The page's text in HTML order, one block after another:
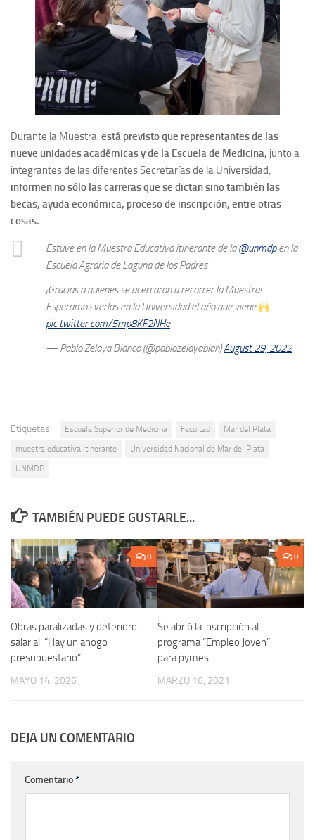
Durante la Muestra,está previsto que representantes de las
nueve unidades académicas y de la Escuela de Medicina, junto a
integrantes de las diferentes Secretarías de la Universidad,
informen no sólo las carreras que se dictan sino también las
becas, ayuda económica, proceso de inscripción, entre otras
cosas.
Estuve en la Muestra Educativa itinerante de la@unmdpen la
Escuela Agraria de Laguna de los Padres
¡Gracias a quienes se acercaron a recorrer la Muestra!
Esperamos verlos en la Universidad el año que viene
pic.twitter.com/5mp8KF2NHe
— Pablo Zelaya Blanco (@pablozelayablan)August 29, 2022
Etiquetas: Escuela Superior de Medicina Facultad
Mar del Plata
muestra educativa itinerante
Universidad Nacional de Mar del Plata
UNMDP
TAMBIÉN PUEDE GUSTARLE...
0
Obras paralizadas y deterioro
salarial: “Hay un ahogo
presupuestario”
MAYO 14, 2026
0
Se abrió la inscripción al
programa “Empleo Joven”
para pymes
MARZO 16, 2021
DEJA UN COMENTARIO
Comentario*